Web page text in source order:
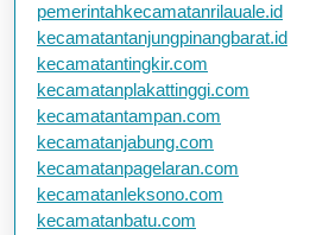
pemerintahkecamatanrilauale.id
kecamatantanjungpinangbarat.id
kecamatantingkir.com
kecamatanplakattinggi.com
kecamatantampan.com
kecamatanjabung.com
kecamatanpagelaran.com
kecamatanleksono.com
kecamatanbatu.com